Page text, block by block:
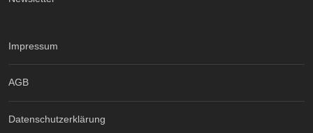
Impressum
AGB
Datenschutzerklärung